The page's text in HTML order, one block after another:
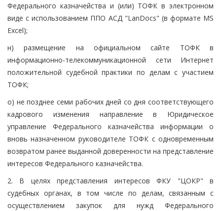
Федерального казначейства и (или) ТОФК в электронном
виде с использованием ППО АСД "LanDocs" (в формате MS
Excel);
н) размещение на официальном сайте ТОФК в
информационно-телекоммуникационной сети Интернет
положительной судебной практики по делам с участием
ТОФК;
о) не позднее семи рабочих дней со дня соответствующего
кадрового изменения направление в Юридическое
управление Федерального казначейства информации о
вновь назначенном руководителе ТОФК с одновременным
возвратом ранее выданной доверенности на представление
интересов Федерального казначейства.
2. В целях представления интересов ФКУ "ЦОКР" в
судебных органах, в том числе по делам, связанным с
осуществлением закупок для нужд Федерального